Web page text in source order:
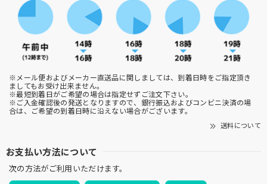
※メール便およびメーカー直送品に関しましては、到着日時をご指定頂き
ましてもお受け出来ません。
※最短到着日がご希望の場合は指定せずご注文下さい。
※ご入金確認後の発送となりますので、銀行振込およびコンビニ決済の場
合は、ご希望の到着日時に沿えない場合がございます。
送料について
お支払い方法について
次の方法がご利用いただけます。